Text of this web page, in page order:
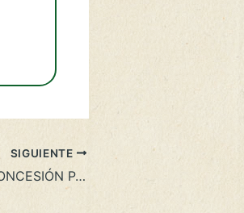
SIGUIENTE
PATRULLAJE ESPECIAL EN LA CONCESIÓN PARA CONSERVACIÓN CHULLACHAQUI RENACAL SANTA ELENA